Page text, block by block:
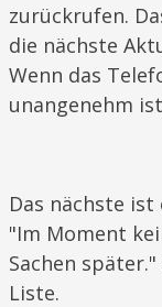
zurückrufen.
die nächste
Wenn das
unangenehm
Das nächste
"Im Moment
Sachen
Liste.